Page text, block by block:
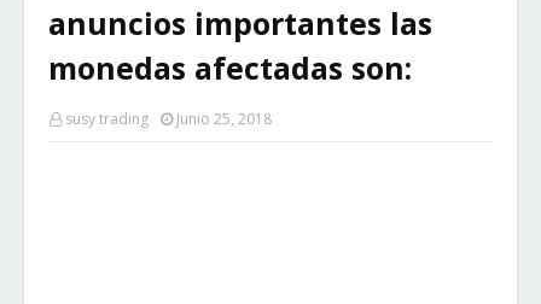
anuncios importantes las
monedas afectadas son:
susy trading Junio 25, 2018